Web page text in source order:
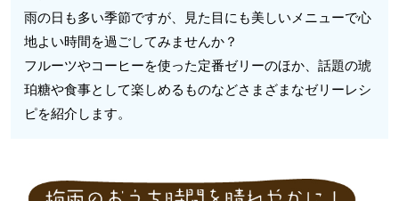
雨の日も多い季節ですが、見た目にも美しいメニューで心
地よい時間を過ごしてみませんか？
フルーツやコーヒーを使った定番ゼリーのほか、話題の琥
珀糖や食事として楽しめるものなどさまざまなゼリーレシ
ピを紹介します。